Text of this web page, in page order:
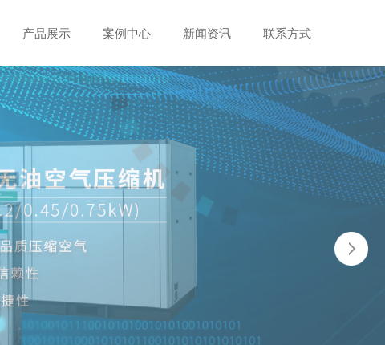
产品展示 案例中心 新闻资讯 联系方式